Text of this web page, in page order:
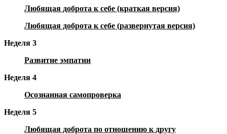
Любящая доброта к себе (краткая версия)
Любящая доброта к себе (развернутая версия)
Неделя 3
Развитие эмпатии
Неделя 4
Осознанная самопроверка
Неделя 5
Любящая доброта по отношению к другу